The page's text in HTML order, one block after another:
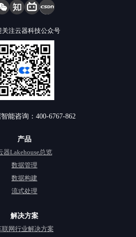
关注云器科技公众号
能咨询：400-6767-862
产品
器Lakehouse总览
数据管理
数据构建
流式处理
解决方案
联网行业解决方案